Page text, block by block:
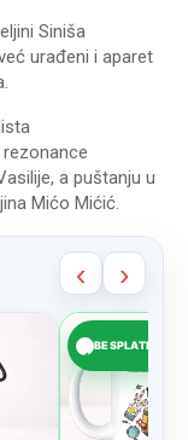
Siniša
urađeni i aparet
a puštanju u
Mićo Mićić.